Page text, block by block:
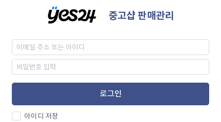
중고샵 판매관리
로그인
아이디 저장